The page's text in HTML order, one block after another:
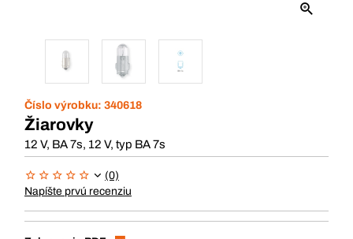
Číslo výrobku: 340618
Žiarovky
12 V, BA 7s, 12 V, typ BA 7s
(0)
Napíšte prvú recenziu